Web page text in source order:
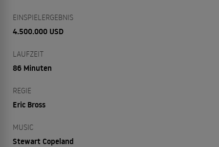
EINSPIELERGEBNIS
4.500.000 USD
LAUFZEIT
86 Minuten
REGIE
Eric Bross
MUSIC
Stewart Copeland